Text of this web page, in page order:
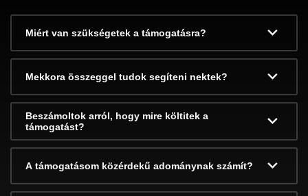
Miért van szükségetek a támogatásra?
Mekkora összeggel tudok segíteni nektek?
Beszámoltok arról, hogy mire költitek a
támogatást?
A támogatásom közérdekű adománynak számít?